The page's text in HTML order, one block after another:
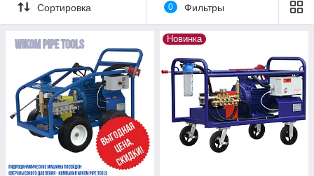
Сортировка 0 Фильтры
Новинка